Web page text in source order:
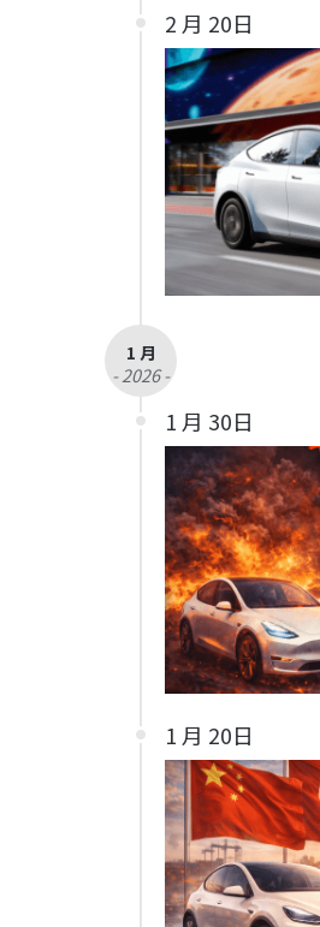
2 月 20日
1 月
- 2026 -
1 月 30日
1 月 20日